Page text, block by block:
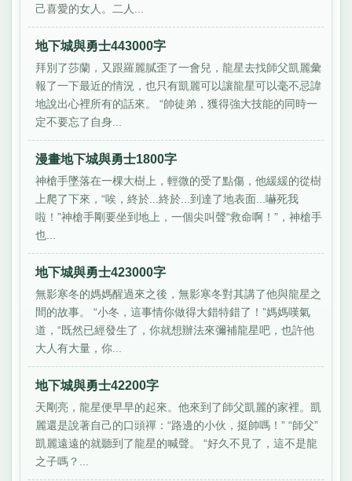
己喜愛的女人。二人...
地下城與勇士443000字
拜別了莎蘭，又跟羅麗膩歪了一會兒，龍星去找師父凱麗彙
報了一下最近的情況，也只有凱麗可以讓龍星可以毫不忌諱
地說出心裡所有的話來。 “帥徒弟，獲得強大技能的同時一
定不要忘了自身...
漫畫地下城與勇士1800字
神槍手墜落在一棵大樹上，輕微的受了點傷，他緩緩的從樹
上爬了下來，“唉，終於...終於...到達了地表面...嚇死我
啦！”神槍手剛要坐到地上，一個尖叫聲“救命啊！”，神槍手
也...
地下城與勇士423000字
無影寒冬的媽媽醒過來之後，無影寒冬對其講了他與龍星之
間的故事。 “小冬，這事情你做得大錯特錯了！”媽媽嘆氣
道，“既然已經發生了，你就想辦法來彌補龍星吧，也許他
大人有大量，你...
地下城與勇士42200字
天剛亮，龍星便早早的起來。他來到了師父凱麗的家裡。凱
麗還是說著自己的口頭禪：“路邊的小伙，挺帥嗎！” “師父”
凱麗遠遠的就聽到了龍星的喊聲。 “好久不見了，這不是龍
之子嗎？...